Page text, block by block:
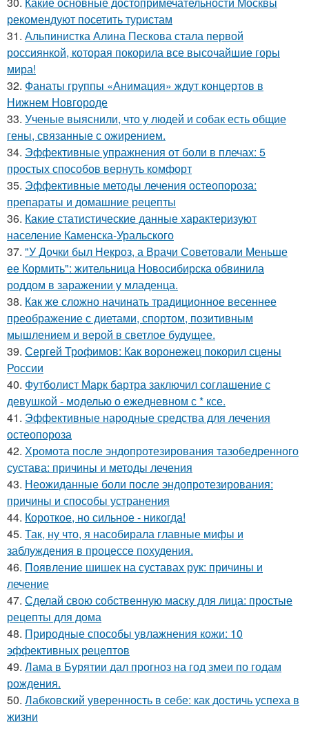
рекомендуют посетить туристам
31. Альпинистка Алина Пескова стала первой
россиянкой, которая покорила все высочайшие горы
мира!
32. Фанаты группы «Анимация» ждут концертов в
Нижнем Новгороде
33. Ученые выяснили, что у людей и собак есть общие
гены, связанные с ожирением.
34. Эффективные упражнения от боли в плечах: 5
простых способов вернуть комфорт
35. Эффективные методы лечения остеопороза:
препараты и домашние рецепты
36. Какие статистические данные характеризуют
население Каменска-Уральского
37. "У Дочки был Некроз, а Врачи Советовали Меньше
ее Кормить": жительница Новосибирска обвинила
роддом в заражении у младенца.
38. Как же сложно начинать традиционное весеннее
преображение с диетами, спортом, позитивным
мышлением и верой в светлое будущее.
39. Сергей Трофимов: Как воронежец покорил сцены
России
40. Футболист Марк бартра заключил соглашение с
девушкой - моделью о ежедневном с * ксе.
41. Эффективные народные средства для лечения
остеопороза
42. Хромота после эндопротезирования тазобедренного
сустава: причины и методы лечения
43. Неожиданные боли после эндопротезирования:
причины и способы устранения
44. Короткое, но сильное - никогда!
45. Так, ну что, я насобирала главные мифы и
заблуждения в процессе похудения.
46. Появление шишек на суставах рук: причины и
лечение
47. Сделай свою собственную маску для лица: простые
рецепты для дома
48. Природные способы увлажнения кожи: 10
эффективных рецептов
49. Лама в Бурятии дал прогноз на год змеи по годам
рождения.
50. Лабковский уверенность в себе: как достичь успеха в
жизни